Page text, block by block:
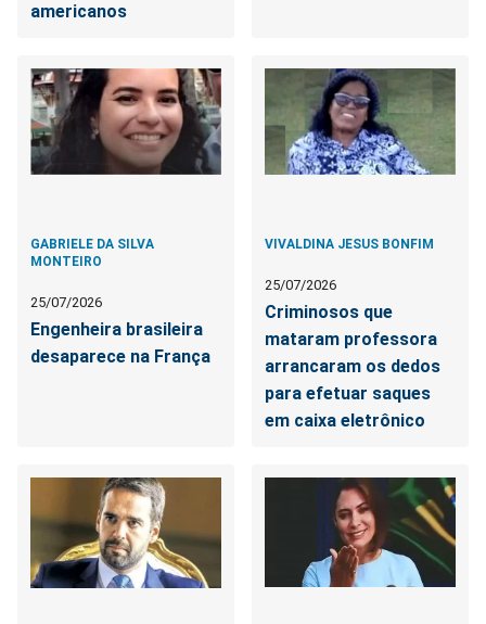
americanos
GABRIELE DA SILVA
MONTEIRO
25/07/2026
Engenheira brasileira
desaparece na França
VIVALDINA JESUS BONFIM
25/07/2026
Criminosos que
mataram professora
arrancaram os dedos
para efetuar saques
em caixa eletrônico